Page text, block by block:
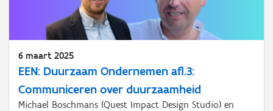
6 maart 2025
EEN: Duurzaam Ondernemen afl.3:
Communiceren over duurzaamheid
Michael Boschmans (Quest Impact Design Studio) en